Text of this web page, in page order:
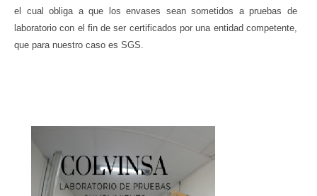
el cual obliga a que los envases sean sometidos a pruebas de
laboratorio con el fin de ser certificados por una entidad competente,
que para nuestro caso es SGS.